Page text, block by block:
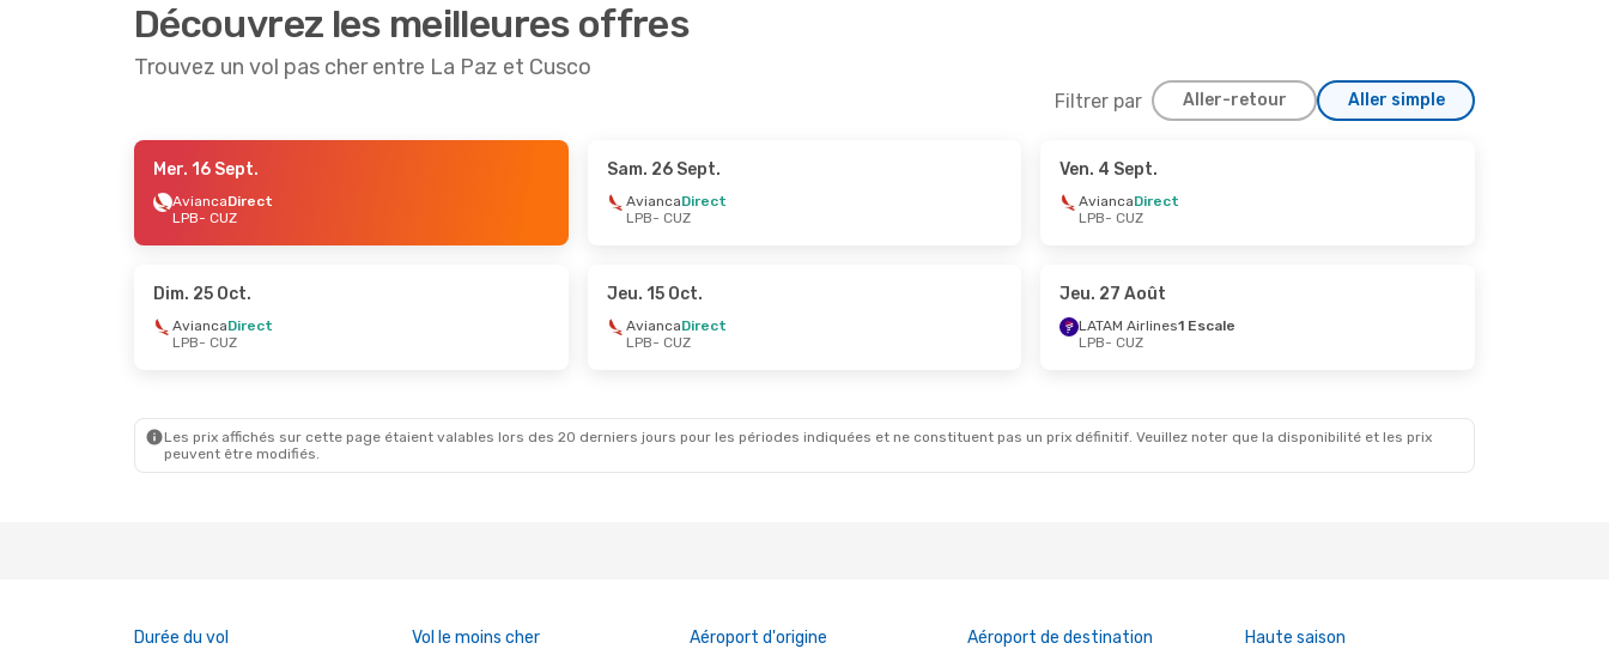
Découvrez les meilleures offres
Trouvez un vol pas cher entre La Paz et Cusco
Filtrer par Aller-retour Aller simple
- Dim. 25 Oct.
Mer. 16 Sept.
AviancaDirect
LPB- CUZ
Sam. 26 Sept.
AviancaDirect
LPB- CUZ
Ven. 4 Sept.
AviancaDirect
LPB- CUZ
Dim. 25 Oct.
AviancaDirect
LPB- CUZ
Jeu. 15 Oct.
AviancaDirect
LPB- CUZ
Jeu. 27 Août
LATAM Airlines1 Escale
LPB- CUZ
Les prix affichés sur cette page étaient valables lors des 20 derniers jours pour les périodes indiquées et ne constituent pas un prix définitif. Veuillez noter que la disponibilité et les prix
peuvent être modifiés.
Durée du vol Vol le moins cher Aéroport d'origine Aéroport de destination Haute saison